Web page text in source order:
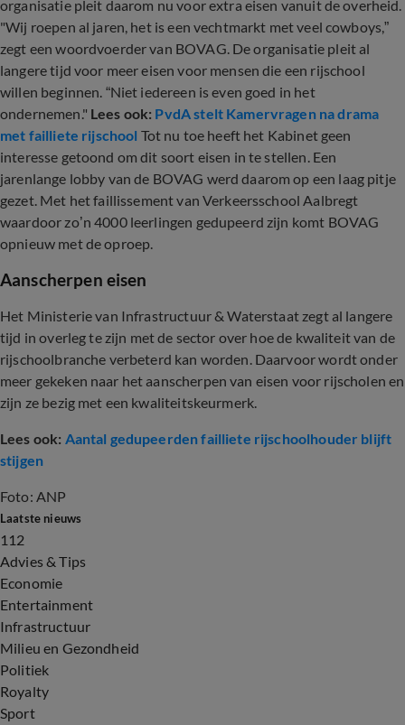
organisatie pleit daarom nu voor extra eisen vanuit de overheid.
"Wij roepen al jaren, het is een vechtmarkt met veel cowboys,”
zegt een woordvoerder van BOVAG. De organisatie pleit al
langere tijd voor meer eisen voor mensen die een rijschool
willen beginnen. “Niet iedereen is even goed in het
ondernemen." Lees ook: PvdA stelt Kamervragen na drama
met failliete rijschool Tot nu toe heeft het Kabinet geen
interesse getoond om dit soort eisen in te stellen. Een
jarenlange lobby van de BOVAG werd daarom op een laag pitje
gezet. Met het faillissement van Verkeersschool Aalbregt
waardoor zo’n 4000 leerlingen gedupeerd zijn komt BOVAG
opnieuw met de oproep.
Aanscherpen eisen
Het Ministerie van Infrastructuur & Waterstaat zegt al langere
tijd in overleg te zijn met de sector over hoe de kwaliteit van de
rijschoolbranche verbeterd kan worden. Daarvoor wordt onder
meer gekeken naar het aanscherpen van eisen voor rijscholen en
zijn ze bezig met een kwaliteitskeurmerk.
Lees ook: Aantal gedupeerden failliete rijschoolhouder blijft
stijgen
Foto: ANP
Laatste nieuws
112
Advies & Tips
Economie
Entertainment
Infrastructuur
Milieu en Gezondheid
Politiek
Royalty
Sport